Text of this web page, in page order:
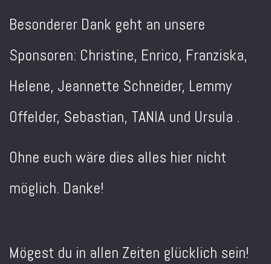
Besonderer Dank geht an unsere
Sponsoren: Christine, Enrico, Franziska,
Helene, Jeannette Schneider, Lemmy
Offelder, Sebastian, TANIA und Ursula .
Ohne euch wäre dies alles hier nicht
möglich. Danke!
Mögest du in allen Zeiten glücklich sein!